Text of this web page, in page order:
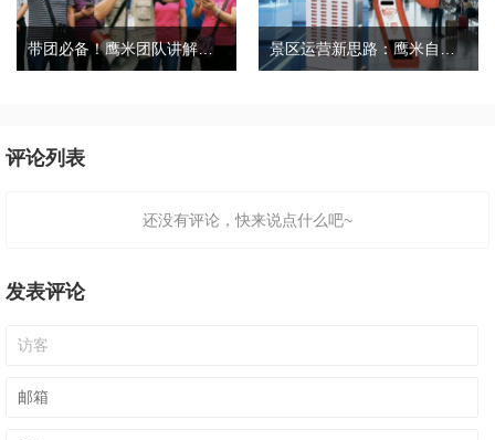
带团必备！鹰米团队讲解器，防串音 + 易管理双在线
评论列表
还没有评论，快来说点什么吧~
发表评论